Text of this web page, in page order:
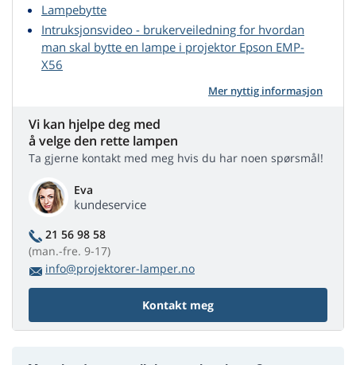
Lampebytte
Intruksjonsvideo - brukerveiledning for hvordan
man skal bytte en lampe i projektor Epson EMP-
X56
Mer nyttig informasjon
Vi kan hjelpe deg med
å velge den rette lampen
Ta gjerne kontakt med meg hvis du har noen spørsmål!
Eva
kundeservice
21 56 98 58
(man.-fre. 9-17)
info@projektorer-lamper.no
Kontakt meg